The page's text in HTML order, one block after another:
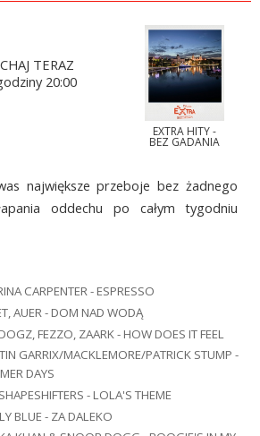
TERAZ
20:00
EXTRA HITY -
BEZ GADANIA
największe przeboje bez żadnego
oddechu po całym tygodniu
CARPENTER - ESPRESSO
AUER - DOM NAD WODĄ
FEZZO, ZAARK - HOW DOES IT FEEL
GARRIX/MACKLEMORE/PATRICK STUMP -
DAYS
- LOLA'S THEME
BLUE - ZA DALEKO